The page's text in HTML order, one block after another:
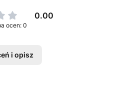
0.00
ocen: 0
i opisz